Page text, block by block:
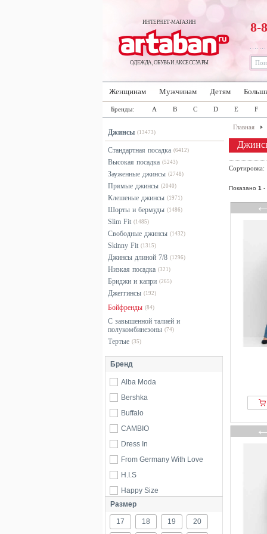
ИНТЕРНЕТ-МАГАЗИН
ОДЕЖДА, ОБУВЬ И АКСЕССУАРЫ
8-
Женщинам Мужчинам Детям
Бренды: A B C D E F
Джинсы (13473)
Стандартная посадка (6412)
Высокая посадка (5243)
Зауженные джинсы (2748)
Прямые джинсы (2040)
Клешеные джинсы (1971)
Шорты и бермуды (1486)
Slim Fit (1485)
Свободные джинсы (1432)
Skinny Fit (1315)
Джинсы длиной 7/8 (1296)
Низкая посадка (321)
Бриджи и капри (265)
Джеггинсы (192)
Бойфренды (84)
С завышенной талией и
полукомбинезоны (74)
Тертые (35)
Бренд
Alba Moda
Bershka
Buffalo
CAMBIO
Dress In
From Germany With Love
H.I.S
Happy Size
Herrlicher
Inspirationen
Размер
17 18 19 20
Главная
Сортировка:
Показано 1 -